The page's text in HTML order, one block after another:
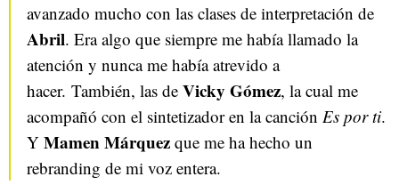
avanzado mucho con las clases de interpretación de
Abril. Era algo que siempre me había llamado la
atención y nunca me había atrevido a
hacer. También, las de Vicky Gómez, la cual me
acompañó con el sintetizador en la canción Es por ti.
Y Mamen Márquez que me ha hecho un
rebranding de mi voz entera.